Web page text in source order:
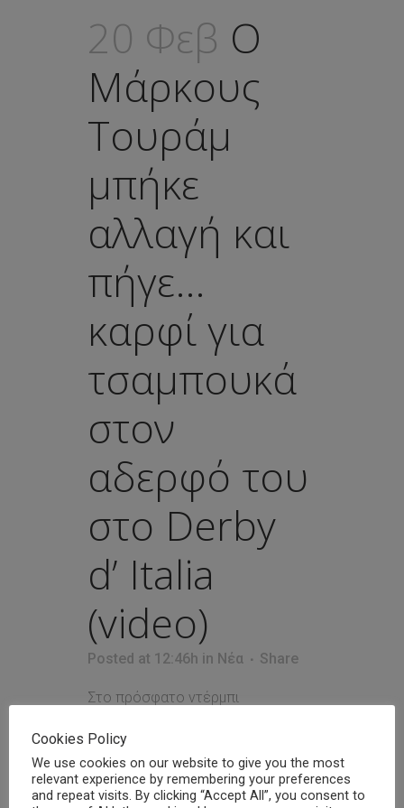
20 Φεβ Ο
Μάρκους
Τουράμ
μπήκε
αλλαγή και
πήγε…
καρφί για
τσαμπουκά
στον
αδερφό του
στο Derby
d’ Italia
(video)
Posted at 12:46h in Νέα Share
Στο πρόσφατο ντέρμπι
αδέλφια Τουράμ, ο Μάρκους και ο
Κεφρέν, βρέθηκαν για πρώτη φορά
αντίπαλοι στο ιταλικό
Cookies Policy
We use cookies on our website to give you the most
relevant experience by remembering your preferences
and repeat visits. By clicking “Accept All”, you consent to